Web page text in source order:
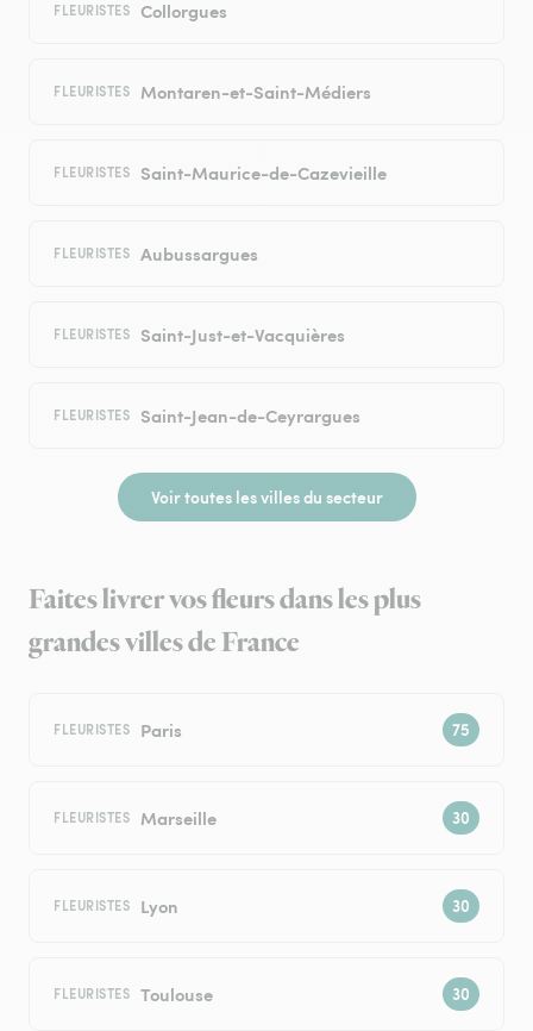
FLEURISTES Collorgues
FLEURISTES Montaren-et-Saint-Médiers
FLEURISTES Saint-Maurice-de-Cazevieille
FLEURISTES Aubussargues
FLEURISTES Saint-Just-et-Vacquières
FLEURISTES Saint-Jean-de-Ceyrargues
Voir toutes les villes du secteur
Faites livrer vos fleurs dans les plus
grandes villes de France
FLEURISTES Paris
FLEURISTES Marseille
FLEURISTES Lyon
FLEURISTES Toulouse